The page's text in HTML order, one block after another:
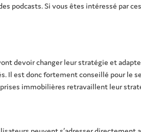
podcasts. Si vous êtes intéressé par
devoir changer leur stratégie et
est donc fortement conseillé pour le
immobilières retravaillent leur